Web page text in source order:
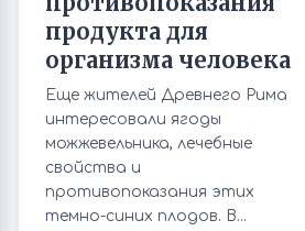
продукта для
организма человека
Еще жителей Древнего Рима
интересовали ягоды
можжевельника, лечебные
свойства и
противопоказания этих
темно-синих плодов. В...